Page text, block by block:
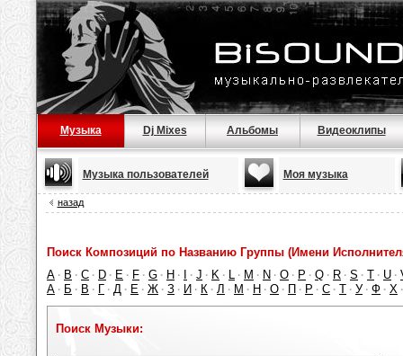
Музыка Dj Mixes Альбомы Видеоклипы
Музыка пользователей Моя музыка
назад
Поиск Композиций по Названию Группы (Имени
A · B · C · D · E · F · G · H · · J · K · L · M · N · O · P · Q · R · S · T · U ·
А · Б · В · Г · Д · Е · Ж · З · И · К · Л · М · Н · О · П · Р · С · Т · У · Ф · Х
Поиск Музыки: